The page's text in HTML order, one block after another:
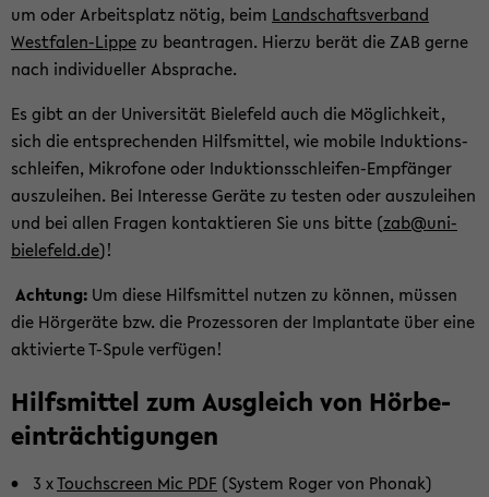
um oder Ar­beits­platz nötig, beim Land­schafts­ver­band
Westfalen-​Lippezu be­an­tra­gen. Hier­zu berät die ZAB gerne
nach in­di­vi­du­el­ler Ab­spra­che.
Es gibt an der Uni­ver­si­tät Bie­le­feld auch die Mög­lich­keit,
sich die ent­spre­chen­den Hilfs­mit­tel, wie mo­bi­le In­duk­ti­ons­
schlei­fen, Mi­kro­fo­ne oder Induktionsschleifen-​Empfänger
aus­zu­lei­hen. Bei In­ter­es­se Ge­rä­te zu tes­ten oder aus­zu­lei­hen
und bei allen Fra­gen kon­tak­tie­ren Sie uns bitte (zab@uni-​
bielefeld.de)!
Ach­tung: Um diese Hilfs­mit­tel nut­zen zu kön­nen, müs­sen
die Hör­ge­rä­te bzw. die Pro­zes­so­ren der Im­plan­ta­te über eine
ak­ti­vier­te T-​Spule ver­fü­gen!
Hilfs­mit­tel zum Aus­gleich von Hör­be­
ein­träch­ti­gun­gen
3 xTouch­screen Mic PDF (Sys­tem Roger von Pho­nak)